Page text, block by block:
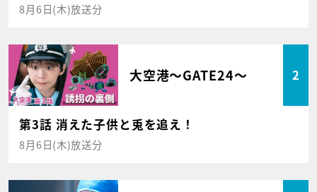
8月6日(木)放送分
大空港～GATE24～ 2
第3話 消えた子供と兎を追え！
8月6日(木)放送分